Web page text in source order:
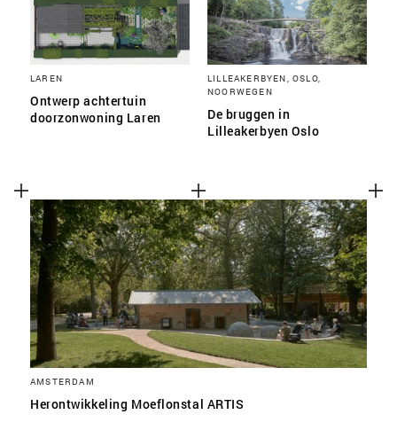
LAREN
Ontwerp achtertuin
doorzonwoning Laren
LILLEAKERBYEN, OSLO,
NOORWEGEN
De bruggen in
Lilleakerbyen Oslo
AMSTERDAM
Herontwikkeling Moeflonstal ARTIS